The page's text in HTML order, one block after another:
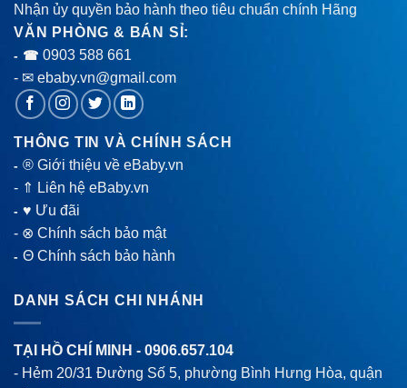
Nhận ủy quyền bảo hành theo tiêu chuẩn chính Hãng
VĂN PHÒNG & BÁN SỈ:
- ☎ 0903 588 661
- ✉ ebaby.vn@gmail.com
THÔNG TIN VÀ CHÍNH SÁCH
-® Giới thiệu về eBaby.vn
- ⇑ Liên hệ eBaby.vn
-♥ Ưu đãi
- ⊗ Chính sách bảo mật
-Θ Chính sách bảo hành
DANH SÁCH CHI NHÁNH
TẠI HỒ CHÍ MINH - 0906.657.104
- Hẻm 20/31 Đường Số 5, phường Bình Hưng Hòa, quận